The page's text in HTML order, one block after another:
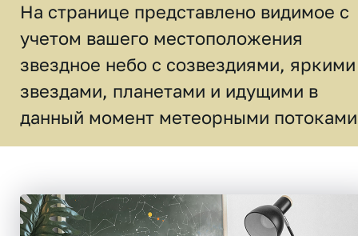
На странице представлено видимое c
учетом вашего местоположения
звездное небо c созвездиями, яркими
звездами, планетами и идущими в
данный момент метеорными